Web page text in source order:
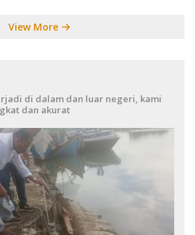
View More
di dalam dan luar negeri, kami
dan akurat